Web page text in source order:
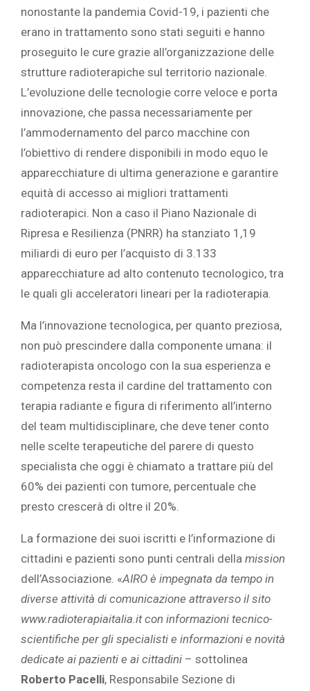
nonostante la pandemia Covid-19, i pazienti che
erano in trattamento sono stati seguiti e hanno
proseguito le cure grazie all’organizzazione delle
strutture radioterapiche sul territorio nazionale.
L’evoluzione delle tecnologie corre veloce e porta
innovazione, che passa necessariamente per
l’ammodernamento del parco macchine con
l’obiettivo di rendere disponibili in modo equo le
apparecchiature di ultima generazione e garantire
equità di accesso ai migliori trattamenti
radioterapici. Non a caso il Piano Nazionale di
Ripresa e Resilienza (PNRR) ha stanziato 1,19
miliardi di euro per l’acquisto di 3.133
apparecchiature ad alto contenuto tecnologico, tra
le quali gli acceleratori lineari per la radioterapia.
Ma l’innovazione tecnologica, per quanto preziosa,
non può prescindere dalla componente umana: il
radioterapista oncologo con la sua esperienza e
competenza resta il cardine del trattamento con
terapia radiante e figura di riferimento all’interno
del team multidisciplinare, che deve tener conto
nelle scelte terapeutiche del parere di questo
specialista che oggi è chiamato a trattare più del
60% dei pazienti con tumore, percentuale che
presto crescerà di oltre il 20%.
La formazione dei suoi iscritti e l’informazione di
cittadini e pazienti sono punti centrali della mission
dell’Associazione. «AIRO è impegnata da tempo in
diverse attività di comunicazione attraverso il sito
www.radioterapiaitalia.it con informazioni tecnico-
scientifiche per gli specialisti e informazioni e novità
dedicate ai pazienti e ai cittadini – sottolinea
Roberto Pacelli, Responsabile Sezione di